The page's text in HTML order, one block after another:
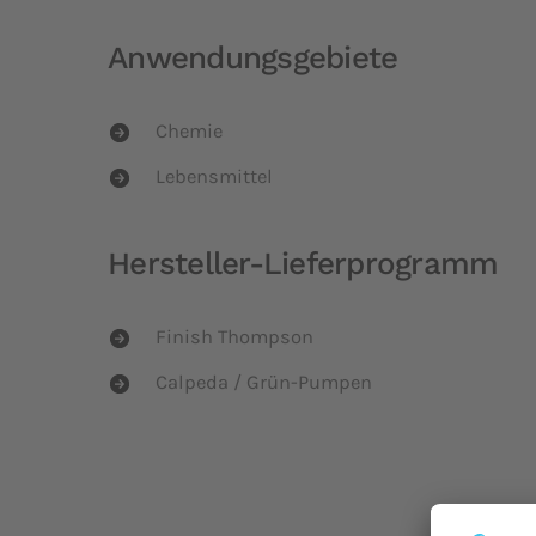
Anwendungsgebiete
Chemie
Lebensmittel
Hersteller-Lieferprogramm
Finish Thompson
Calpeda / Grün-Pumpen